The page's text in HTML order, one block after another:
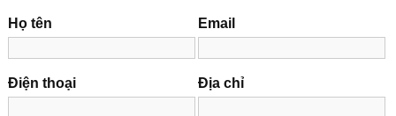
Họ tên Email
Điện thoại Địa chỉ